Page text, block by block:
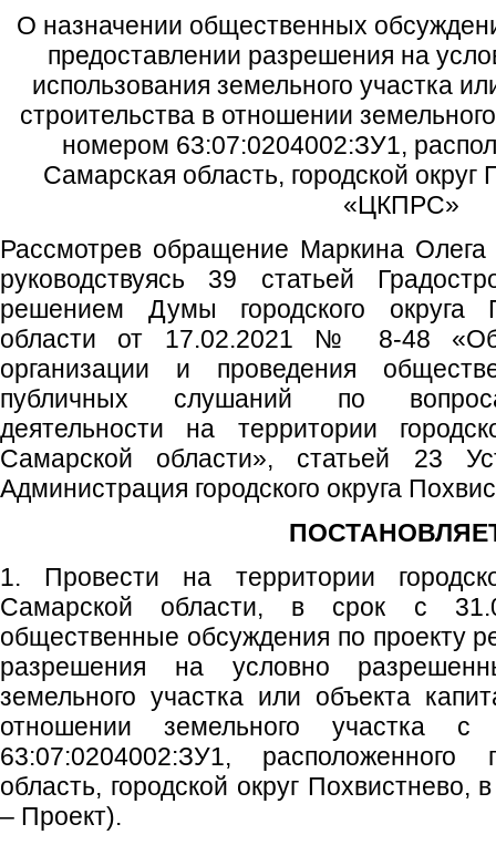
О назначении общественных
предоставлении разрешения на
использования земельного участка
строительства в отношении
номером 63:07:0204002:ЗУ1,
Самарская область, городской округ
«ЦКПРС»
Рассмотрев обращение Маркина
руководствуясь 39 статьей
решением Думы городского округа
области от 17.02.2021 № 8-48 «Об
организации и проведения
публичных слушаний по
деятельности на территории
Самарской области», статьей 23
Администрация городского округа
1. Провести на территории
Самарской области, в срок с
общественные обсуждения по проекту
разрешения на условно
земельного участка или объекта
отношении земельного участка с
63:07:0204002:ЗУ1,
область, городской округ
– Проект).